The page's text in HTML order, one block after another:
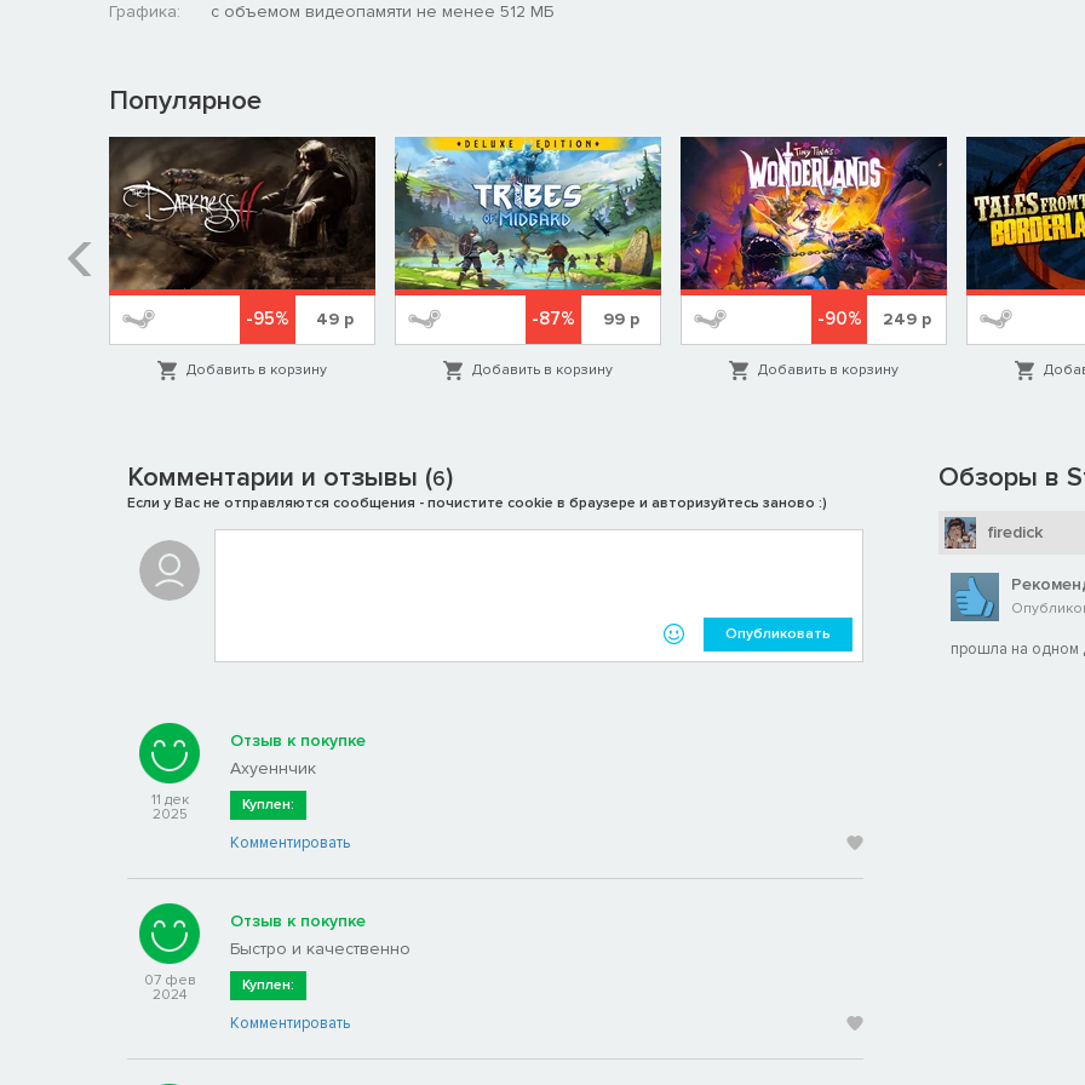
Графика:
с объемом видеопамяти не менее 512 МБ
Популярное
-95% 49 р
Добавить в корзину
-87% 99р
Добавить в корзину
-90% 249р
Добавить в корзину
Комментарии и отзывы (6)
Если у Вас не отправляются сообщения - почистите cookie в браузере и авторизуйтесь заново :)
Опубликовать
11 дек
2025
Отзыв к покупке
Ахуеннчик
Куплен:
Комментировать
07 фев
2024
Отзыв к покупке
Быстро и качественно
Куплен:
Комментировать
Обзоры в
firedick
прошла на одном